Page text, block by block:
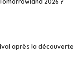
2026 ?
après la découverte